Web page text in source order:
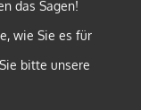
das Sagen!
wie Sie es für
bitte unsere